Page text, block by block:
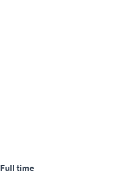
Full time